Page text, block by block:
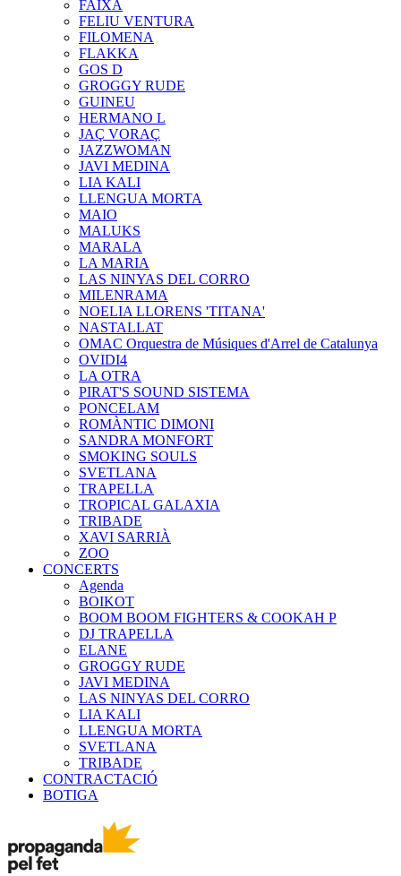
FAIXA
FELIU VENTURA
FILOMENA
FLAKKA
GOS D
GROGGY RUDE
GUINEU
HERMANO L
JAÇ VORAÇ
JAZZWOMAN
JAVI MEDINA
LIA KALI
LLENGUA MORTA
MAIO
MALUKS
MARALA
LA MARIA
LAS NINYAS DEL CORRO
MILENRAMA
NOELIA LLORENS 'TITANA'
NASTALLAT
OMAC Orquestra de Músiques d'Arrel de Catalunya
OVIDI4
LA OTRA
PIRAT'S SOUND SISTEMA
PONCELAM
ROMÀNTIC DIMONI
SANDRA MONFORT
SMOKING SOULS
SVETLANA
TRAPELLA
TROPICAL GALAXIA
TRIBADE
XAVI SARRIÀ
ZOO
CONCERTS
Agenda
BOIKOT
BOOM BOOM FIGHTERS & COOKAH P
DJ TRAPELLA
ELANE
GROGGY RUDE
JAVI MEDINA
LAS NINYAS DEL CORRO
LIA KALI
LLENGUA MORTA
SVETLANA
TRIBADE
CONTRACTACIÓ
BOTIGA